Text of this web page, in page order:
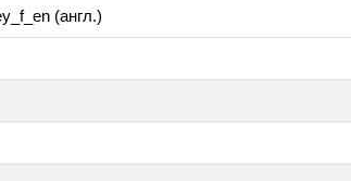
(англ.)